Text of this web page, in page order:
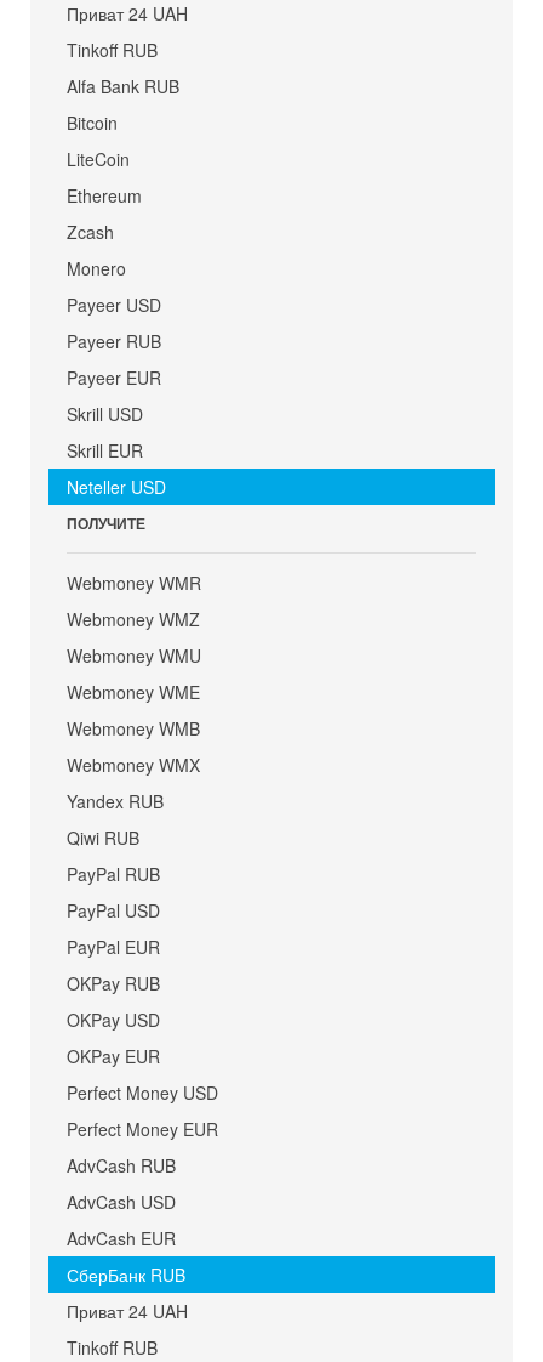
Приват 24 UAH
Tinkoff RUB
Alfa Bank RUB
Bitcoin
LiteCoin
Ethereum
Zcash
Monero
Payeer USD
Payeer RUB
Payeer EUR
Skrill USD
Skrill EUR
Neteller USD
ПОЛУЧИТЕ
Webmoney WMR
Webmoney WMZ
Webmoney WMU
Webmoney WME
Webmoney WMB
Webmoney WMX
Yandex RUB
Qiwi RUB
PayPal RUB
PayPal USD
PayPal EUR
OKPay RUB
OKPay USD
OKPay EUR
Perfect Money USD
Perfect Money EUR
AdvCash RUB
AdvCash USD
AdvCash EUR
СберБанк RUB
Приват 24 UAH
Tinkoff RUB